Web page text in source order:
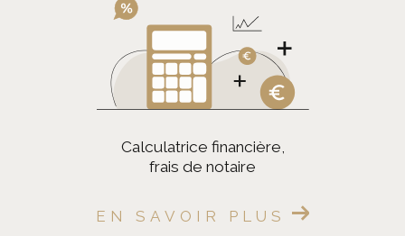
calculatrice financière,
frais de notaire
EN SAVOIR PLUS